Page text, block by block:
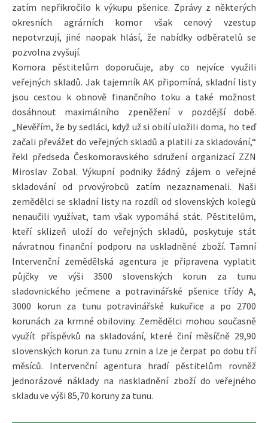
zatím nepřikročilo k výkupu pšenice. Zprávy z některých
okresních agrárních komor však cenový vzestup
nepotvrzují, jiné naopak hlásí, že nabídky odběratelů se
pozvolna zvyšují.
Komora pěstitelům doporučuje, aby co nejvíce využili
veřejných skladů. Jak tajemník AK připomíná, skladní listy
jsou cestou k obnově finančního toku a také možnost
dosáhnout maximálního zpeněžení v pozdější době.
„Nevěřím, že by sedláci, když už si obilí uložili doma, ho teď
začali převážet do veřejných skladů a platili za skladování,“
řekl předseda Českomoravského sdružení organizací ZZN
Miroslav Zobal. Výkupní podniky žádný zájem o veřejné
skladování od prvovýrobců zatím nezaznamenali. Naši
zemědělci se skladní listy na rozdíl od slovenských kolegů
nenaučili využívat, tam však vypomáhá stát. Pěstitelům,
kteří sklizeň uloží do veřejných skladů, poskytuje stát
návratnou finanční podporu na uskladněné zboží. Tamní
Intervenční zemědělská agentura je připravena vyplatit
půjčky ve výši 3500 slovenských korun za tunu
sladovnického ječmene a potravinářské pšenice třídy A,
3000 korun za tunu potravinářské kukuřice a po 2700
korunách za krmné obiloviny. Zemědělci mohou současně
využít příspěvků na skladování, které činí měsíčně 29,90
slovenských korun za tunu zrnin a lze je čerpat po dobu tří
měsíců. Intervenční agentura hradí pěstitelům rovněž
jednorázové náklady na naskladnění zboží do veřejného
skladu ve výši 85,70 koruny za tunu.